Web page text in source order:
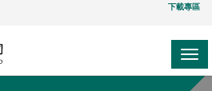
下載專區